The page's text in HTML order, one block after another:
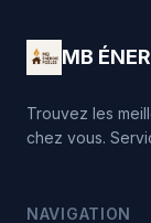
MB
Trouvez les
chez vous.
NAVIGATION